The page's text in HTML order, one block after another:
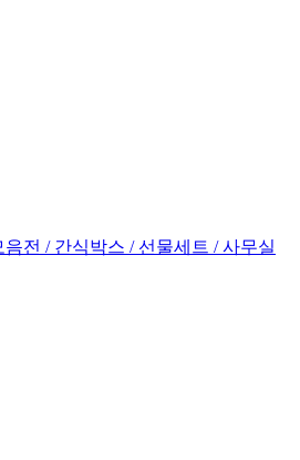
전 / 간식박스 / 선물세트 / 사무실